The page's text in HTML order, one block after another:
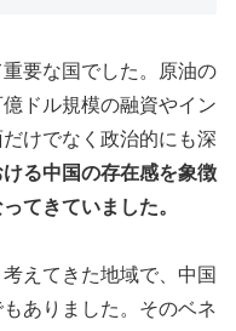
要な国でした。原油の
ドル規模の融資やイン
けでなく政治的にも深
る中国の存在感を象徴
てきていました。
えてきた地域で、中国
ありました。そのベネ